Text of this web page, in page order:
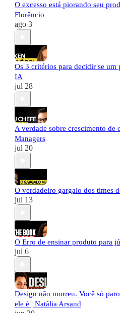
O excesso está piorando seu
Florêncio
ago 3
Os 3 critérios para decidir se um
IA
jul 28
A verdade sobre crescimento de
Managers
jul 20
O verdadeiro gargalo dos times
jul 13
O Erro de ensinar produto para
jul 6
Design não morreu. Você só
ele é | Natália Arsand